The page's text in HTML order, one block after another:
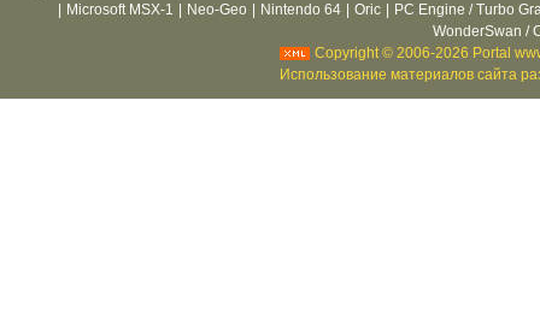
Microsoft MSX-1 Neo-Geo Nintendo 64 Oric
PC Engine / Turbo
WonderSwan /
Copyright © 2006-2026 Portal
Использование материалов сайта